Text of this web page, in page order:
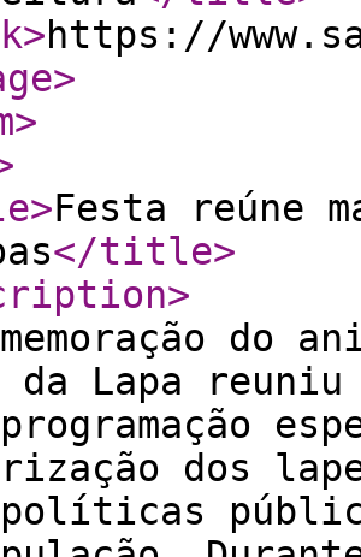
>https://
>
>
>Festa reúne
</title>
>
do
da Lapa
programação
dos